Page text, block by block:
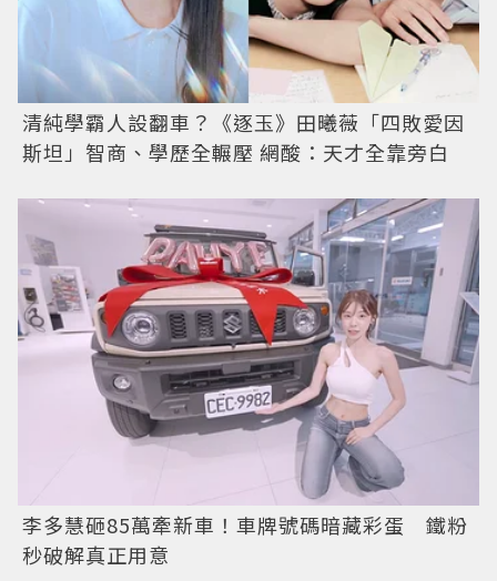
清純學霸人設翻車？《逐玉》田曦薇「四敗愛因
斯坦」智商、學歷全輾壓 網酸：天才全靠旁白
李多慧砸85萬牽新車！車牌號碼暗藏彩蛋 鐵粉
秒破解真正用意